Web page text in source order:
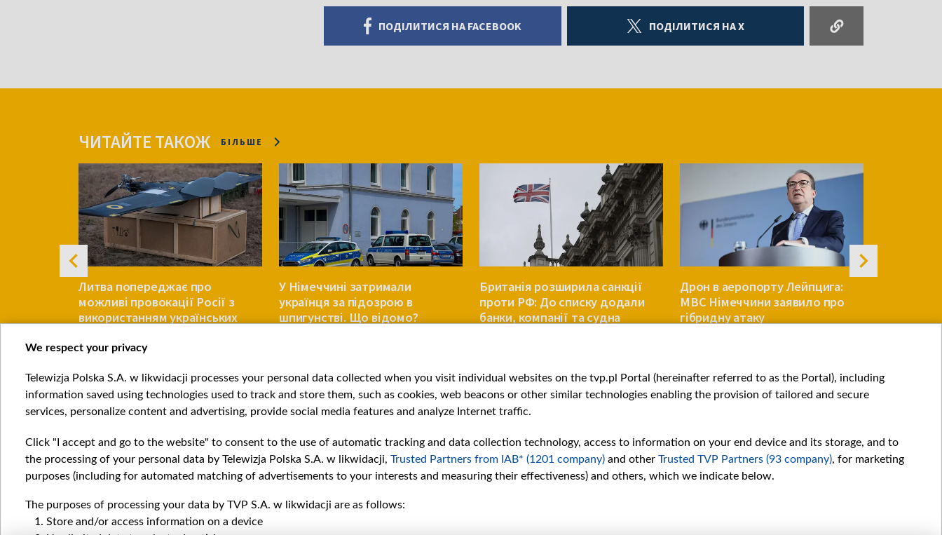
ПОДІЛИТИСЯ НА FACEBOOK ПОДІЛИТИСЯ НА X
ЧИТАЙТЕ ТАКОЖ БІЛЬШЕ
Литва попереджає про
можливі провокації Росії з
використанням українських
ЄВРОПА
У Німеччині затримали
українця за підозрою в
шпигунстві. Що відомо?
Британія розширила санкції
проти РФ: До списку додали
банки, компанії та судна
Дрон в аеропорту Лейпцига:
МВС Німеччини заявило про
гібридну атаку
Item
1
of
Категорії
We respect your privacy
Telewizja Polska S.A. w likwidacji processes your personal data collected when you visit individual websites on the tvp.pl Portal (hereinafter referred to as the Portal), including
information saved using technologies used to track and store them, such as cookies, web beacons or other similar technologies enabling the provision of tailored and secure
services, personalize content and advertising, provide social media features and analyze Internet traffic.
Click "I accept and go to the website" to consent to the use of automatic tracking and data collection technology, access to information on your end device and its storage, and to
the processing of your personal data by Telewizja Polska S.A. w likwidacji, Trusted Partners from IAB* (1201 company) and other Trusted TVP Partners (93 company), for marketing
purposes (including for automated matching of advertisements to your interests and measuring their effectiveness) and others, which we indicate below.
The purposes of processing your data by TVP S.A. w likwidacji are as follows:
Store and/or access information on a device